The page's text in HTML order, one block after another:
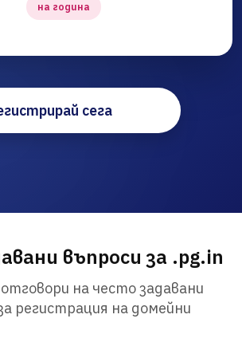
на година
сега
въпроси за .pg.in
на често задавани
регистрация на домейни